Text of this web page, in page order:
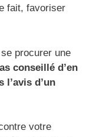
fait, favoriser
procurer une
conseillé d’en
l’avis d’un
votre